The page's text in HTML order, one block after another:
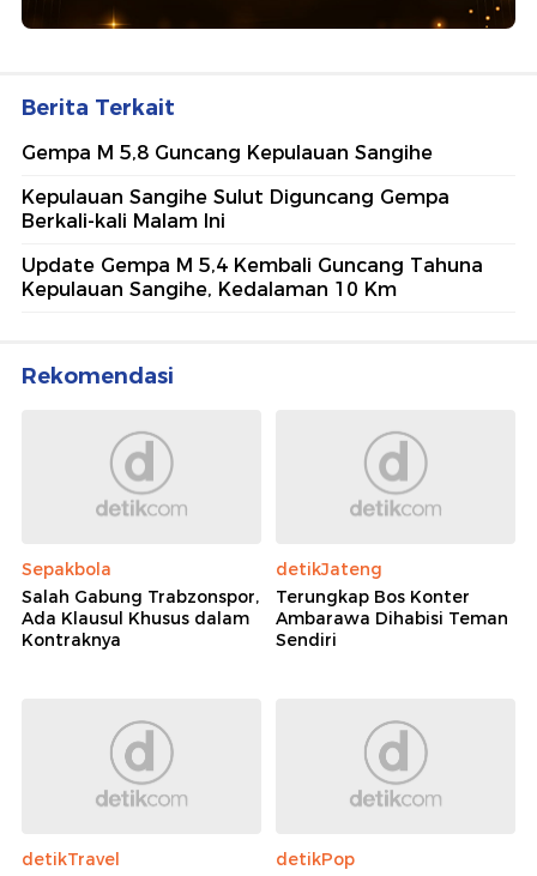
Berita Terkait
Gempa M 5,8 Guncang Kepulauan Sangihe
Kepulauan Sangihe Sulut Diguncang Gempa
Berkali-kali Malam Ini
Update Gempa M 5,4 Kembali Guncang Tahuna
Kepulauan Sangihe, Kedalaman 10 Km
Rekomendasi
Sepakbola
Salah Gabung Trabzonspor,
Ada Klausul Khusus dalam
Kontraknya
detikJateng
Terungkap Bos Konter
Ambarawa Dihabisi Teman
Sendiri
detikTravel
detikPop